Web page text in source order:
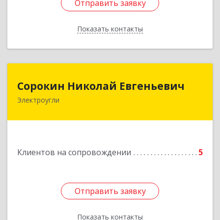
Отправить заявку
Показать контакты
Отправить заявку
Назад
Сорокин Николай Евгеньевич
Электроугли
Клиентов на сопровождении 5
Отправить заявку
Показать контакты
Сорокин Николай Евгеньевич
Отправить заявку
Назад